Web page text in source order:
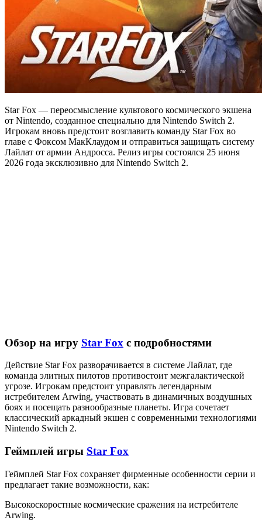
Star Fox — переосмысление культового космического экшена
от Nintendo, созданное специально для Nintendo Switch 2.
Игрокам вновь предстоит возглавить команду Star Fox во
главе с Фоксом МакКлаудом и отправиться защищать систему
Лайлат от армии Андросса. Релиз игры состоялся 25 июня
2026 года эксклюзивно для Nintendo Switch 2.
Обзор на игру Star Fox с подробностями
Действие Star Fox разворачивается в системе Лайлат, где
команда элитных пилотов противостоит межгалактической
угрозе. Игрокам предстоит управлять легендарным
истребителем Arwing, участвовать в динамичных воздушных
боях и посещать разнообразные планеты. Игра сочетает
классический аркадный экшен с современными технологиями
Nintendo Switch 2.
Геймплей игры Star Fox
Геймплей Star Fox сохраняет фирменные особенности серии и
предлагает такие возможности, как:
Высокоскоростные космические сражения на истребителе
Arwing.